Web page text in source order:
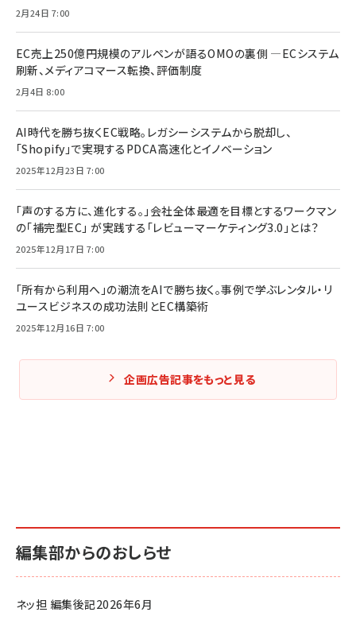
2月24日 7:00
EC売上250億円規模のアルペンが語るOMOの裏側 ―ECシステム
刷新、メディアコマース転換、評価制度
2月4日 8:00
AI時代を勝ち抜くEC戦略。レガシーシステムから脱却し、
「Shopify」で実現するPDCA高速化とイノベーション
2025年12月23日 7:00
「声のする方に、進化する。」会社全体最適を目標とするワークマン
の「補完型EC」 が実践する「レビューマーケティング3.0」とは？
2025年12月17日 7:00
「所有から利用へ」の潮流をAIで勝ち抜く。事例で学ぶレンタル・リ
ユースビジネスの成功法則とEC構築術
2025年12月16日 7:00
企画広告記事をもっと見る
編集部からのおしらせ
ネッ担 編集後記2026年6月